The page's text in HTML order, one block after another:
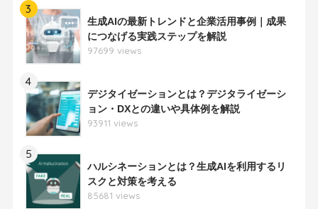
3
生成AIの最新トレンドと企業活用事例｜成果
につなげる実践ステップを解説
97699 views
4
デジタイゼーションとは？デジタライゼーシ
ョン・DXとの違いや具体例を解説
93911 views
5
ハルシネーションとは？生成AIを利用するリ
スクと対策を考える
85681 views